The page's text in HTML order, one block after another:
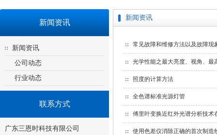
新闻资讯
新闻资讯
公司动态
行业动态
联系方式
广东三恩时科技有限公司
新闻资讯
常见故障和维修方法以及故障现
光学性能之最大亮度、视角、最
照度的计算方法
全色谱标准光源灯管
傅里叶变换近红外光谱分析技术
使用色差仪消除正确的首次制造